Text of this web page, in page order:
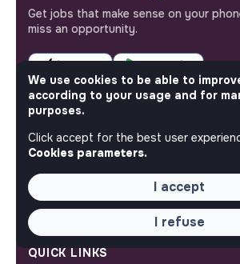
Get jobs that make sense on your
miss an opportunity.
iPhone Android
ABOUT
Our mission and impact
Makesense NGO
QUICK LINKS
We use cookies to be able to
according to your usage and for
purposes.
Click accept for the best user
Cookies parameters.
I accept
I refuse